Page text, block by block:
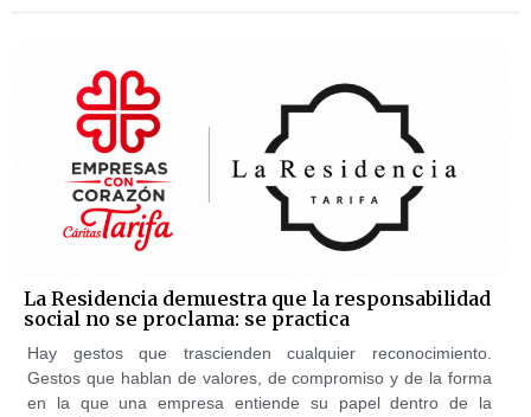
La Residencia demuestra que la responsabilidad
social no se proclama: se practica
Hay gestos que trascienden cualquier reconocimiento.
Gestos que hablan de valores, de compromiso y de la forma
en la que una empresa entiende su papel dentro de la